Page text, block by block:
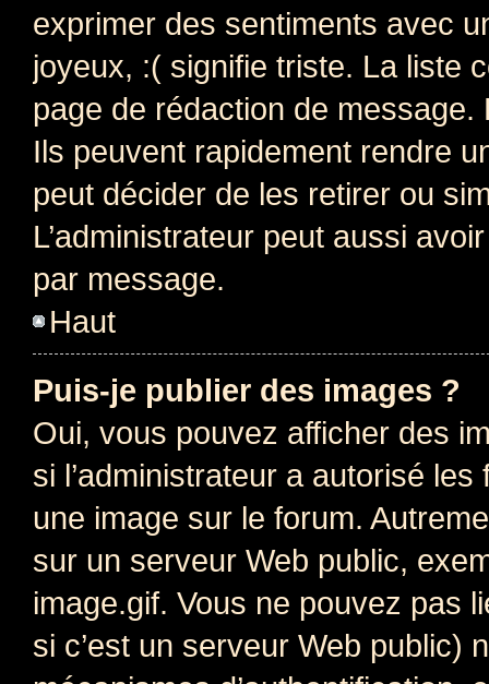
exprimer des sentiments avec
joyeux, :( signifie triste. La liste
page de rédaction de
Ils peuvent rapidement rendre
peut décider de les retirer ou
L’administrateur peut aussi
par message.
Haut
Puis-je publier des images ?
Oui, vous pouvez afficher des
si l’administrateur a autorisé
une image sur le forum.
sur un serveur Web public,
image.gif. Vous ne pouvez pas
si c’est un serveur Web public)